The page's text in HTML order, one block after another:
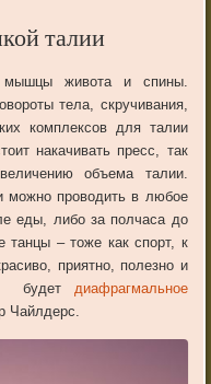
талии
мышцы живота и спины.
тела, скручивания,
комплексов для талии
накачивать пресс, так
объема талии.
можно проводить в любое
еды, либо за полчаса до
– тоже как спорт, к
приятно, полезно и
будет диафрагмальное
Чайлдерс.